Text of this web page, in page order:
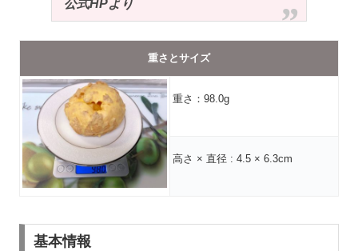
公式HPより
重さとサイズ
重さ：98.0g
高さ × 直径 : 4.5 × 6.3cm
基本情報